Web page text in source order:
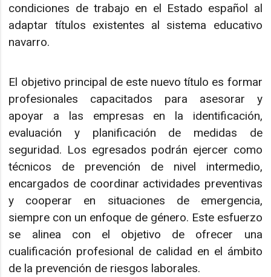
condiciones de trabajo en el Estado español al
adaptar títulos existentes al sistema educativo
navarro.
El objetivo principal de este nuevo título es formar
profesionales capacitados para asesorar y
apoyar a las empresas en la identificación,
evaluación y planificación de medidas de
seguridad. Los egresados podrán ejercer como
técnicos de prevención de nivel intermedio,
encargados de coordinar actividades preventivas
y cooperar en situaciones de emergencia,
siempre con un enfoque de género. Este esfuerzo
se alinea con el objetivo de ofrecer una
cualificación profesional de calidad en el ámbito
de la prevención de riesgos laborales.